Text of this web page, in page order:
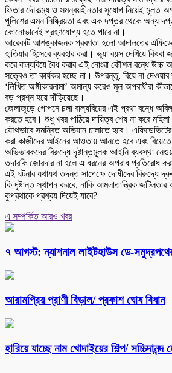
ফিতার দৌরাত্ম্য ও সমন্বয়হীনতার সুযোগ নিয়েই মূলত
পুলিশের এমন নিষ্ক্রিয়তা এবং এক দপ্তর থেকে অন্য
কোনোভাবেই গ্রহণযোগ্য হতে পারে না।
আরেকটি আশঙ্কাজনক প্রবণতা হলো আদালতের
হাতিয়ার হিসেবে ব্যবহার করা। ভুয়া বয়স দেখিয়ে
করে বাল্যবিয়ে বৈধ করার এই নোংরা কৌশল বন্ধে উচ্চ
সত্ত্বেও তা কার্যকর হচ্ছে না। উপরন্তু, বিয়ে না
‘লিখিত অঙ্গীকারনামা’ অমান্য করেও মূল অপরাধীরা
বড় প্রশ্ন হয়ে দাঁড়িয়েছে।
জেলাজুড়ে গোপনে চলা বাল্যবিয়ের এই প্রথা বন্ধে
করতে হবে। শুধু খবর পাঠিয়ে দায়িত্ব শেষ না করে
যৌথভাবে সমন্বিত অভিযান চালাতে হবে। এফিডেভিটের
করা কাজীদের আইনের আওতায় আনতে হবে এবং
অভিভাবকদের বিরুদ্ধে দৃষ্টান্তমূলক আইনি ব্যবস্থা
তদারকি জোরদার না হলে এ ধরনের অপরাধ প্রতিরোধ
এই ঘটনার যথাযথ তদন্ত সাপেক্ষে দোষীদের বিরুদ্ধে
কি দৃষ্টান্ত স্থাপন করবে, নাকি আমলাতান্ত্রিক
কুপ্রথাকে প্রশ্রয় দিয়েই যাবে?
এ সম্পর্কিত আরও খবর
৭ আগস্ট: ন্যাশনাল লাইটহাউস ডে-
আরামপ্রিয় প্রাণী বিড়াল/ প্রকাশ ঘোষ বিধান
হারিয়ে যাচ্ছে নাম খোদাইয়ের শিল্প/ সচ্চিদানন্দ